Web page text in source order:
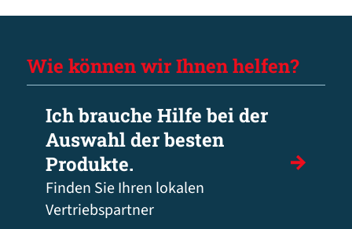
Wie können wir Ihnen helfen?
Ich brauche Hilfe bei der
Auswahl der besten
Produkte.
Finden Sie Ihren lokalen
Vertriebspartner